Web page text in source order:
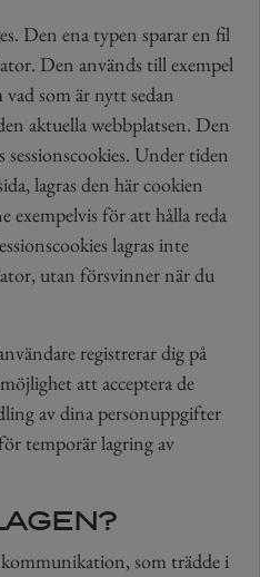
Den ena typen sparar en fil
Den används till exempel
som är nytt sedan
aktuella webbplatsen. Den
sessionscookies. Under tiden
lagras den här cookien
exempelvis för att hålla reda
lagras inte
utan försvinner när du
registrerar dig på
att acceptera de
av dina personuppgifter
temporär lagring av
som trädde i